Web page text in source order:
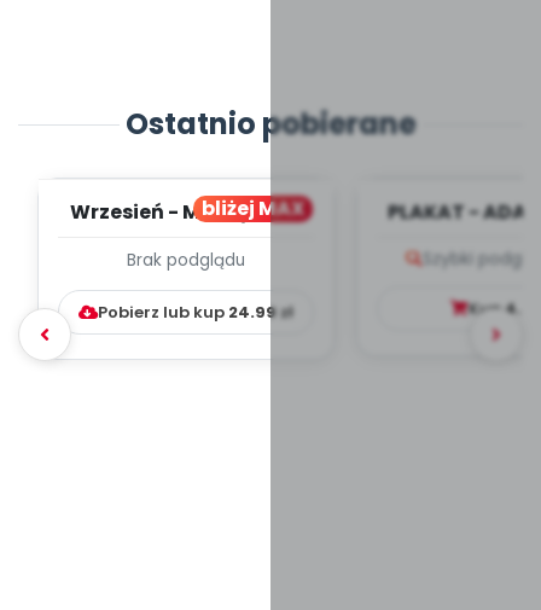
Ostatnio pobierane
bliżej MAX
Wrzesień - MIESIĘCZNY
WYCHOWAWCZO –
DYDAKTYC...
Brak podglądu
Pobierz lub kup 24.99zł
PLAKAT -
Szybki
Kup